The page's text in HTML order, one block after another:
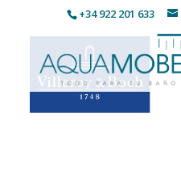
+34 922 201 633